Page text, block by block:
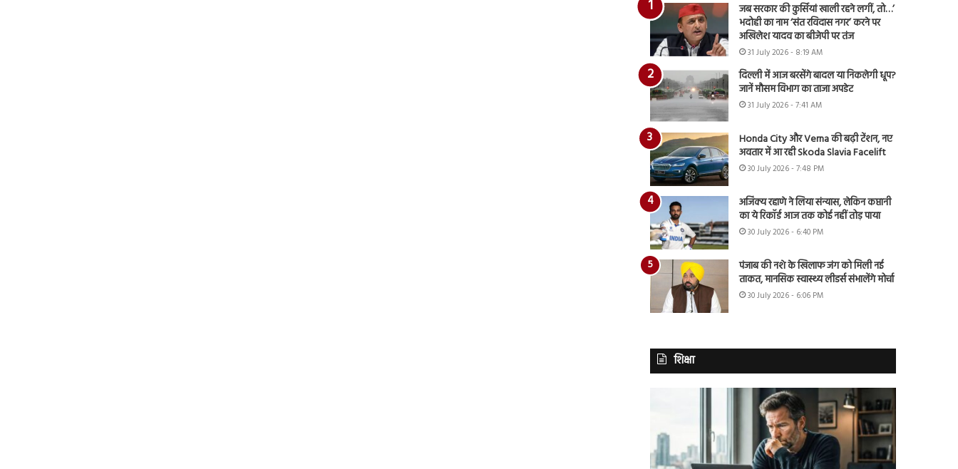
जब सरकार की कुर्सियां खाली रहने लगीं, तो…’
भदोही का नाम ‘संत रविदास नगर’ करने पर
अखिलेश यादव का बीजेपी पर तंज
31 July 2026 - 8:19 AM
दिल्ली में आज बरसेंगे बादल या निकलेगी धूप?
जानें मौसम विभाग का ताजा अपडेट
31 July 2026 - 7:41 AM
Honda City और Verna की बढ़ी टेंशन, नए
अवतार में आ रही Skoda Slavia Facelift
30 July 2026 - 7:48 PM
अजिंक्य रहाणे ने लिया संन्यास, लेकिन कप्तानी
का ये रिकॉर्ड आज तक कोई नहीं तोड़ पाया
30 July 2026 - 6:40 PM
पंजाब की नशे के खिलाफ जंग को मिली नई
ताकत, मानसिक स्वास्थ्य लीडर्स संभालेंगे मोर्चा
30 July 2026 - 6:06 PM
शिक्षा